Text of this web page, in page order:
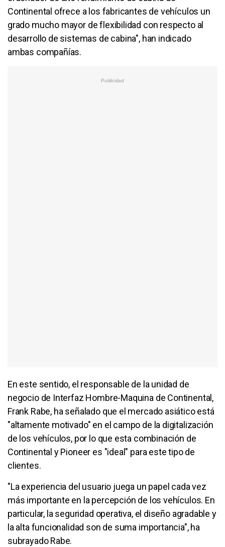
Continental ofrece a los fabricantes de vehículos un
grado mucho mayor de flexibilidad con respecto al
desarrollo de sistemas de cabina", han indicado
ambas compañías.
En este sentido, el responsable de la unidad de
negocio de Interfaz Hombre-Maquina de Continental,
Frank Rabe, ha señalado que el mercado asiático está
"altamente motivado" en el campo de la digitalización
de los vehículos, por lo que esta combinación de
Continental y Pioneer es "ideal" para este tipo de
clientes.
"La experiencia del usuario juega un papel cada vez
más importante en la percepción de los vehículos. En
particular, la seguridad operativa, el diseño agradable y
la alta funcionalidad son de suma importancia", ha
subrayado Rabe.